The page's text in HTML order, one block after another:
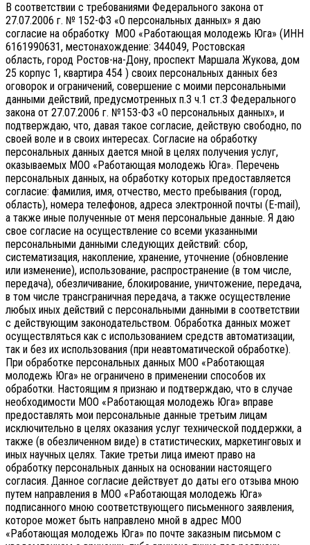
В соответствии с требованиями Федерального закона от
27.07.2006 г. № 152-ФЗ «О персональных данных» я даю
согласие на обработку МОО «Работающая молодежь Юга» (ИНН
6161990631, местонахождение: 344049, Ростовская
область, город Ростов-на-Дону, проспект Маршала Жукова, дом
25 корпус 1, квартира 454 ) своих персональных данных без
оговорок и ограничений, совершение с моими персональными
данными действий, предусмотренных п.3 ч.1 ст.3 Федерального
закона от 27.07.2006 г. №153-ФЗ «О персональных данных», и
подтверждаю, что, давая такое согласие, действую свободно, по
своей воле и в своих интересах. Согласие на обработку
персональных данных дается мной в целях получения услуг,
оказываемых МОО «Работающая молодежь Юга». Перечень
персональных данных, на обработку которых предоставляется
согласие: фамилия, имя, отчество, место пребывания (город,
область), номера телефонов, адреса электронной почты (E-mail),
а также иные полученные от меня персональные данные. Я даю
свое согласие на осуществление со всеми указанными
персональными данными следующих действий: сбор,
систематизация, накопление, хранение, уточнение (обновление
или изменение), использование, распространение (в том числе,
передача), обезличивание, блокирование, уничтожение, передача,
в том числе трансграничная передача, а также осуществление
любых иных действий с персональными данными в соответствии
с действующим законодательством. Обработка данных может
осуществляться как с использованием средств автоматизации,
так и без их использования (при неавтоматической обработке).
При обработке персональных данных МОО «Работающая
молодежь Юга» не ограничено в применении способов их
обработки. Настоящим я признаю и подтверждаю, что в случае
необходимости МОО «Работающая молодежь Юга» вправе
предоставлять мои персональные данные третьим лицам
исключительно в целях оказания услуг технической поддержки, а
также (в обезличенном виде) в статистических, маркетинговых и
иных научных целях. Такие третьи лица имеют право на
обработку персональных данных на основании настоящего
согласия. Данное согласие действует до даты его отзыва мною
путем направления в МОО «Работающая молодежь Юга»
подписанного мною соответствующего письменного заявления,
которое может быть направлено мной в адрес МОО
«Работающая молодежь Юга» по почте заказным письмом с